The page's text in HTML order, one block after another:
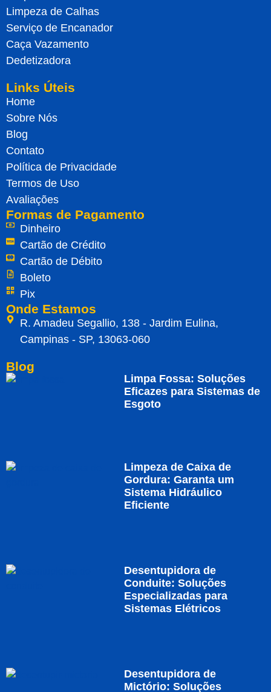
Limpeza de Calhas
Serviço de Encanador
Caça Vazamento
Dedetizadora
Links Úteis
Home
Sobre Nós
Blog
Contato
Política de Privacidade
Termos de Uso
Avaliações
Formas de Pagamento
Dinheiro
Cartão de Crédito
Cartão de Débito
Boleto
Pix
Onde Estamos
R. Amadeu Segallio, 138 - Jardim Eulina,
Campinas - SP, 13063-060
Blog
Limpa Fossa: Soluções
Eficazes para Sistemas de
Esgoto
Limpeza de Caixa de
Gordura: Garanta um
Sistema Hidráulico
Eficiente
Desentupidora de
Conduite: Soluções
Especializadas para
Sistemas Elétricos
Desentupidora de
Mictório: Soluções